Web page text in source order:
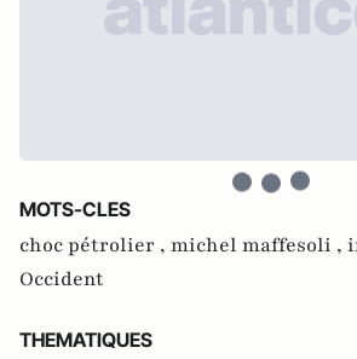
MOTS-CLES
choc pétrolier , michel maffesoli ,
Occident
THEMATIQUES